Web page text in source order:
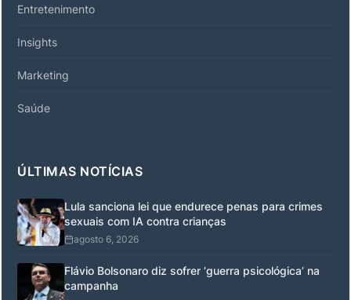
Entretenimento
Insights
Marketing
Saúde
ÚLTIMAS NOTÍCIAS
Lula sanciona lei que endurece penas para crimes
sexuais com IA contra crianças
agosto 6, 2026
Flávio Bolsonaro diz sofrer ‘guerra psicológica’ na
campanha